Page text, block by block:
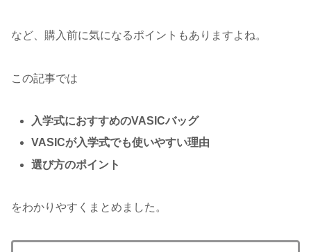
など、購入前に気になるポイントもありますよね。
この記事では
入学式におすすめのVASICバッグ
VASICが入学式でも使いやすい理由
選び方のポイント
をわかりやすくまとめました。